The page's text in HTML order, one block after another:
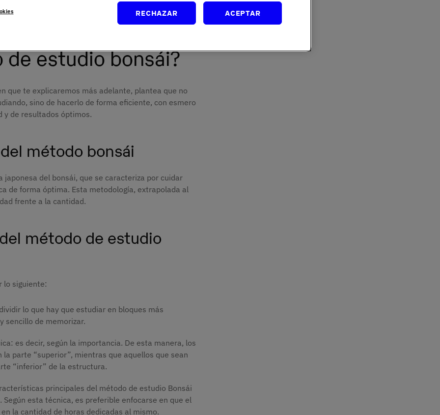
cuyo nombre viene de un pequeño árbol -bonsái- y
para estudiar durante la
universidad.
de estudio bonsái?
que te explicaremos más adelante, plantea que no
sino de hacerlo de forma eficiente, con esmero
y de resultados óptimos.
método bonsái
del bonsái, que se caracteriza por cuidar
de forma óptima. Esta metodología, extrapolada al
frente a la cantidad.
método de estudio
lo siguiente:
lo que hay que estudiar en bloques más
sencillo de memorizar.
es decir, según la importancia. De esta manera, los
parte “superior”, mientras que aquellos que sean
“inferior” de la estructura.
principales del método de estudio Bonsái
esta técnica, es preferible enfocarse en que el
la cantidad de horas dedicadas al mismo.
RECHAZAR ACEPTAR